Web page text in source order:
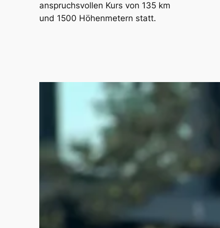
anspruchsvollen Kurs von 135 km
und 1500 Höhenmetern statt.